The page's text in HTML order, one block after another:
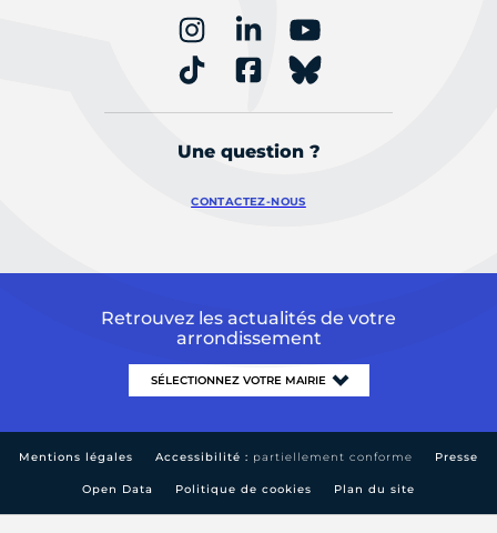
Une question ?
CONTACTEZ-NOUS
Retrouvez les actualités de votre
arrondissement
Mentions légales Accessibilité : partiellement conforme Presse
Open Data Politique de cookies Plan du site